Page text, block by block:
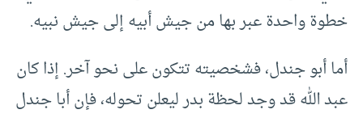
خطوة واحدة عبر بها من جيش أبيه إلى جيش نبيه.
أما أبو جندل، فشخصيته تتكون على نحو آخر. إذا كان
عبد الله قد وجد لحظة بدر ليعلن تحوله، فإن أبا جندل